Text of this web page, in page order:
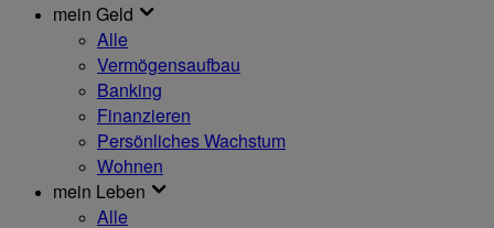
mein Geld
Alle
Vermögensaufbau
Banking
Finanzieren
Persönliches Wachstum
Wohnen
mein Leben
Alle